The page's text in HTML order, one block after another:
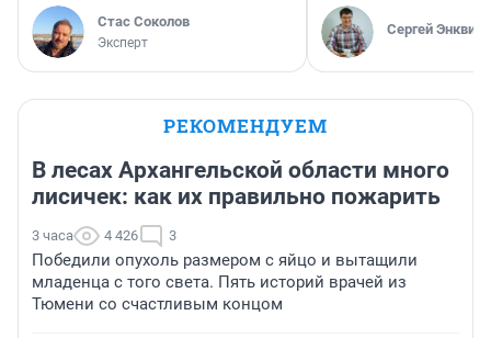
Стас Соколов
Эксперт
Сергей Энквист
РЕКОМЕНДУЕМ
В лесах Архангельской области много
лисичек: как их правильно пожарить
3 часа 4 426 3
Победили опухоль размером с яйцо и вытащили
младенца с того света. Пять историй врачей из
Тюмени со счастливым концом